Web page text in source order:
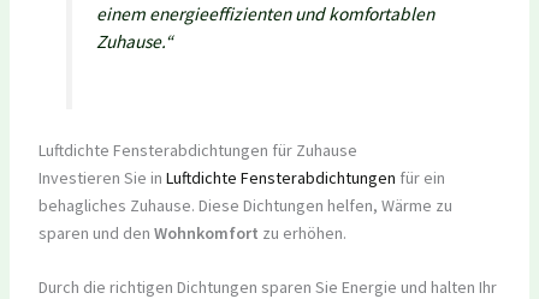
einem energieeffizienten und komfortablen
Zuhause.“
Luftdichte Fensterabdichtungen für Zuhause
Investieren Sie in Luftdichte Fensterabdichtungen für ein
behagliches Zuhause. Diese Dichtungen helfen, Wärme zu
sparen und den Wohnkomfort zu erhöhen.
Durch die richtigen Dichtungen sparen Sie Energie und halten Ihr